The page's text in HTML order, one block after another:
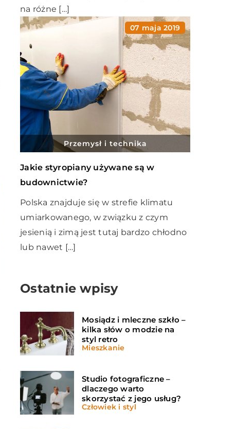
na różne […]
07 maja 2019
Przemysł i technika
Jakie styropiany używane są w
budownictwie?
Polska znajduje się w strefie klimatu
umiarkowanego, w związku z czym
jesienią i zimą jest tutaj bardzo chłodno
lub nawet […]
Ostatnie wpisy
Mosiądz i mleczne szkło –
kilka słów o modzie na
styl retro
Mieszkanie
Studio fotograficzne –
dlaczego warto
skorzystać z jego usług?
Człowiek i styl